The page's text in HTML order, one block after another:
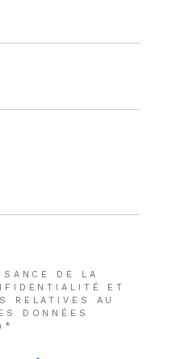
DE LA
ET
RELATIVES AU
DONNÉES